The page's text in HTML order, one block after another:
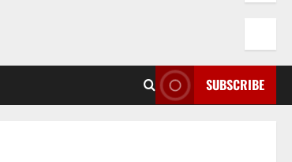
SUBSCRIBE